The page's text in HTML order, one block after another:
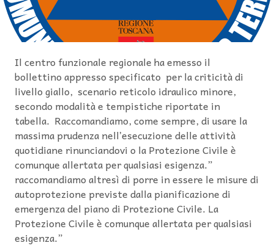
Il centro funzionale regionale ha emesso il
bollettino appresso specificato per la criticità di
livello giallo, scenario reticolo idraulico minore,
secondo modalità e tempistiche riportate in
tabella. Raccomandiamo, come sempre, di usare la
massima prudenza nell’esecuzione delle attività
quotidiane rinunciandovi o la Protezione Civile è
comunque allertata per qualsiasi esigenza.”
raccomandiamo altresì di porre in essere le misure di
autoprotezione previste dalla pianificazione di
emergenza del piano di Protezione Civile. La
Protezione Civile è comunque allertata per qualsiasi
esigenza.”